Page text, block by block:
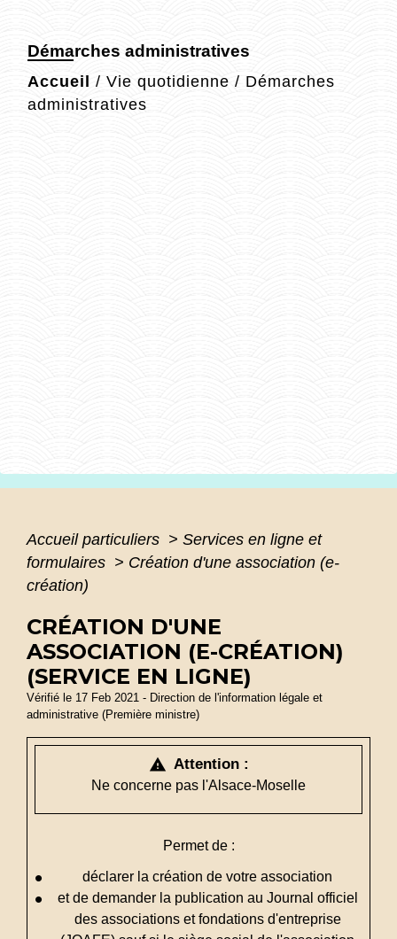
Démarches administratives
Accueil / Vie quotidienne / Démarches
administratives
Accueil particuliers > Services en ligne et
formulaires > Création d'une association (e-
création)
CRÉATION D'UNE
ASSOCIATION (E-CRÉATION)
(SERVICE EN LIGNE)
Vérifié le 17 Feb 2021 - Direction de l'information légale et
administrative (Première ministre)
warning Attention :
Ne concerne pas l'Alsace-Moselle
Permet de :
déclarer la création de votre association
et de demander la publication au Journal officiel
des associations et fondations d'entreprise